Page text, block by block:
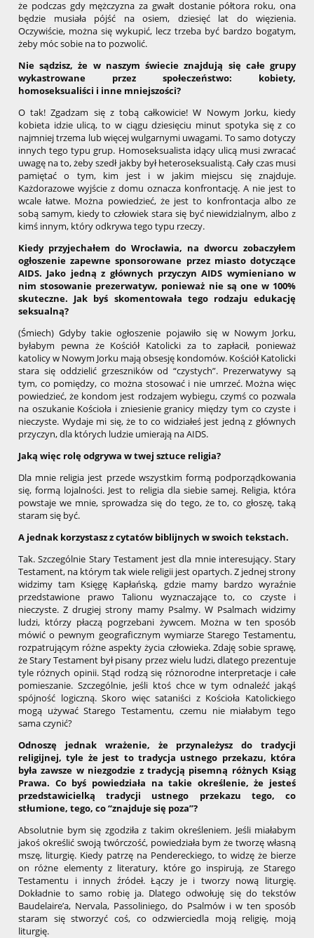
że podczas gdy mężczyzna za gwałt dostanie półtora roku, ona
będzie musiała pójść na osiem, dziesięć lat do więzienia.
Oczywiście, można się wykupić, lecz trzeba być bardzo bogatym,
żeby móc sobie na to pozwolić.
Nie sądzisz, że w naszym świecie znajdują się całe grupy
wykastrowane przez społeczeństwo: kobiety,
homoseksualiści i inne mniejszości?
O tak! Zgadzam się z tobą całkowicie! W Nowym Jorku, kiedy
kobieta idzie ulicą, to w ciągu dziesięciu minut spotyka się z co
najmniej trzema lub więcej wulgarnymi uwagami. To samo dotyczy
innych tego typu grup. Homoseksualista idący ulicą musi zwracać
uwagę na to, żeby szedł jakby był heteroseksualistą. Cały czas musi
pamiętać o tym, kim jest i w jakim miejscu się znajduje.
Każdorazowe wyjście z domu oznacza konfrontację. A nie jest to
wcale łatwe. Można powiedzieć, że jest to konfrontacja albo ze
sobą samym, kiedy to człowiek stara się być niewidzialnym, albo z
kimś innym, który odkrywa tego typu rzeczy.
Kiedy przyjechałem do Wrocławia, na dworcu zobaczyłem
ogłoszenie zapewne sponsorowane przez miasto dotyczące
AIDS. Jako jedną z głównych przyczyn AIDS wymieniano w
nim stosowanie prezerwatyw, ponieważ nie są one w 100%
skuteczne. Jak byś skomentowała tego rodzaju edukację
seksualną?
(Śmiech) Gdyby takie ogłoszenie pojawiło się w Nowym Jorku,
byłabym pewna że Kościół Katolicki za to zapłacił, ponieważ
katolicy w Nowym Jorku mają obsesję kondomów. Kościół Katolicki
stara się oddzielić grzeszników od “czystych”. Prezerwatywy są
tym, co pomiędzy, co można stosować i nie umrzeć. Można więc
powiedzieć, że kondom jest rodzajem wybiegu, czymś co pozwala
na oszukanie Kościoła i zniesienie granicy między tym co czyste i
nieczyste. Wydaje mi się, że to co widziałeś jest jedną z głównych
przyczyn, dla których ludzie umierają na AIDS.
Jaką więc rolę odgrywa w twej sztuce religia?
Dla mnie religia jest przede wszystkim formą podporządkowania
się, formą lojalności. Jest to religia dla siebie samej. Religia, która
powstaje we mnie, sprowadza się do tego, że to, co głoszę, taką
staram się być.
A jednak korzystasz z cytatów biblijnych w swoich tekstach.
Tak. Szczególnie Stary Testament jest dla mnie interesujący. Stary
Testament, na którym tak wiele religii jest opartych. Z jednej strony
widzimy tam Księgę Kapłańską, gdzie mamy bardzo wyraźnie
przedstawione prawo Talionu wyznaczające to, co czyste i
nieczyste. Z drugiej strony mamy Psalmy. W Psalmach widzimy
ludzi, którzy płaczą pogrzebani żywcem. Można w ten sposób
mówić o pewnym geograficznym wymiarze Starego Testamentu,
rozpatrującym różne aspekty życia człowieka. Zdaję sobie sprawę,
że Stary Testament był pisany przez wielu ludzi, dlatego prezentuje
tyle różnych opinii. Stąd rodzą się różnorodne interpretacje i całe
pomieszanie. Szczególnie, jeśli ktoś chce w tym odnaleźć jakąś
spójność logiczną. Skoro więc sataniści z Kościoła Katolickiego
mogą używać Starego Testamentu, czemu nie miałabym tego
sama czynić?
Odnoszę jednak wrażenie, że przynależysz do tradycji
religijnej, tyle że jest to tradycja ustnego przekazu, która
była zawsze w niezgodzie z tradycją pisemną różnych Ksiąg
Prawa. Co byś powiedziała na takie określenie, że jesteś
przedstawicielką tradycji ustnego przekazu tego, co
stłumione, tego, co “znajduje się poza”?
Absolutnie bym się zgodziła z takim określeniem. Jeśli miałabym
jakoś określić swoją twórczość, powiedziała bym że tworzę własną
mszę, liturgię. Kiedy patrzę na Pendereckiego, to widzę że bierze
on różne elementy z literatury, które go inspirują, ze Starego
Testamentu i innych źródeł. Łączy je i tworzy nową liturgię.
Dokładnie to samo robię ja. Dlatego odwołuję się do tekstów
Baudelaire’a, Nervala, Passoliniego, do Psalmów i w ten sposób
staram się stworzyć coś, co odzwierciedla moją religię, moją
liturgię.